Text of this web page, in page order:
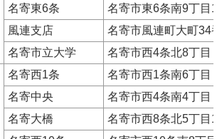
名寄東6条
名寄市東6条南9丁目
風連支店
名寄市風連町大町34
名寄市立大学
名寄市西4条北8丁目
名寄西1条
名寄市西1条南6丁目
名寄中央
名寄市西4条南4丁目
名寄大橋
名寄市西8条北5丁目